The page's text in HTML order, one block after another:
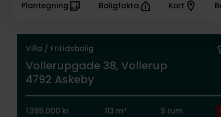
Villa / Fritidsbolig
Vollerupgade 38, Vollerup
4792 Askeby
1.395.000 kr. 113 m² 3 rum
Plantegning Boligfakta Kort